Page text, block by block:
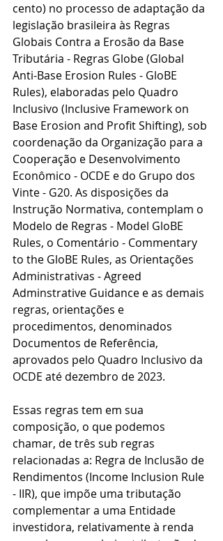
cento) no processo de adaptação da
legislação brasileira às Regras
Globais Contra a Erosão da Base
Tributária - Regras Globe (Global
Anti-Base Erosion Rules - GloBE
Rules), elaboradas pelo Quadro
Inclusivo (Inclusive Framework on
Base Erosion and Profit Shifting), sob
coordenação da Organização para a
Cooperação e Desenvolvimento
Econômico - OCDE e do Grupo dos
Vinte - G20. As disposições da
Instrução Normativa, contemplam o
Modelo de Regras - Model GloBE
Rules, o Comentário - Commentary
to the GloBE Rules, as Orientações
Administrativas - Agreed
Adminstrative Guidance e as demais
regras, orientações e
procedimentos, denominados
Documentos de Referência,
aprovados pelo Quadro Inclusivo da
OCDE até dezembro de 2023.
Essas regras tem em sua
composição, o que podemos
chamar, de três sub regras
relacionadas a: Regra de Inclusão de
Rendimentos (Income Inclusion Rule
- IIR), que impõe uma tributação
complementar a uma Entidade
investidora, relativamente à renda